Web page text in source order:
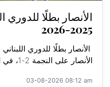
الأنصار بطلًا للدوري
2025-2026
الأنصار على النجمة 2-1، في الجولة ال...
03-08-2026 08:12 am